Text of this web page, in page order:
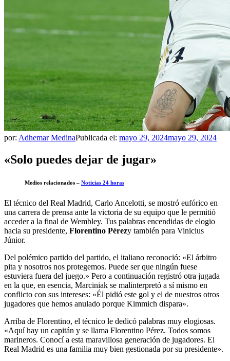
por: Adhemar MedinaPublicada el: mayo 29, 2024mayo 29, 2024
«Solo puedes dejar de jugar»
Medios relacionados – Noticias 24 horas
El técnico del Real Madrid, Carlo Ancelotti, se mostró eufórico en
una carrera de prensa ante la victoria de su equipo que le permitió
acceder a la final de Wembley. Tus palabras encendidas de elogio
hacia su presidente, Florentino Pérezy también para Vinicius
Júnior.
Del polémico partido del partido, el italiano reconoció: «El árbitro
pita y nosotros nos protegemos. Puede ser que ningún fuese
estuviera fuera del juego.» Pero a continuación registró otra jugada
en la que, en esencia, Marciniak se malinterpretó a sí mismo en
conflicto con sus intereses: «Él pidió este gol y el de nuestros otros
jugadores que hemos anulado porque Kimmich dispara».
Arriba de Florentino, el técnico le dedicó palabras muy elogiosas.
«Aquí hay un capitán y se llama Florentino Pérez. Todos somos
marineros. Conocí a esta maravillosa generación de jugadores. El
Real Madrid es una familia muy bien gestionada por su presidente».